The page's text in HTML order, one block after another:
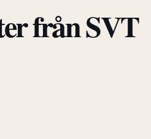
från SVT